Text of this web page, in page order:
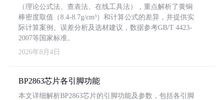
（理论公式法、查表法、在线工具法），重点解析了黄铜
棒密度取值（8.4-8.7g/cm³）和计算公式的差异，并提供实
际计算案例、误差分析及选材建议，数据参考GB/T 4423-
2007等国家标准。
2026年8月4日
BP2863芯片各引脚功能
本文详细解析BP2863芯片的引脚功能及参数，包括各引脚